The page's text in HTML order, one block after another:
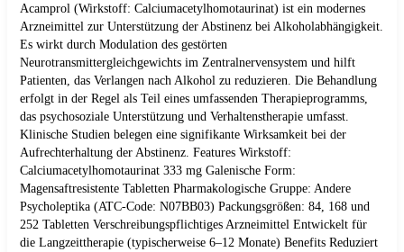
Acamprol (Wirkstoff: Calciumacetylhomotaurinat) ist ein modernes
Arzneimittel zur Unterstützung der Abstinenz bei Alkoholabhängigkeit.
Es wirkt durch Modulation des gestörten
Neurotransmittergleichgewichts im Zentralnervensystem und hilft
Patienten, das Verlangen nach Alkohol zu reduzieren. Die Behandlung
erfolgt in der Regel als Teil eines umfassenden Therapieprogramms,
das psychosoziale Unterstützung und Verhaltenstherapie umfasst.
Klinische Studien belegen eine signifikante Wirksamkeit bei der
Aufrechterhaltung der Abstinenz. Features Wirkstoff:
Calciumacetylhomotaurinat 333 mg Galenische Form:
Magensaftresistente Tabletten Pharmakologische Gruppe: Andere
Psycholeptika (ATC-Code: N07BB03) Packungsgrößen: 84, 168 und
252 Tabletten Verschreibungspflichtiges Arzneimittel Entwickelt für
die Langzeittherapie (typischerweise 6–12 Monate) Benefits Reduziert